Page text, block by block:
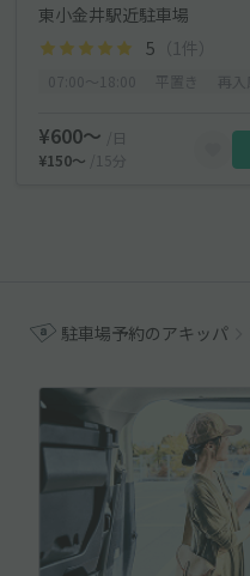
東小金井駅近駐車場
5 （1件）
¥600〜
/日
¥150〜
/15分
駐車場予約のアキッパ